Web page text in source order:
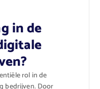
in de
rol in de
bedrijven. Door